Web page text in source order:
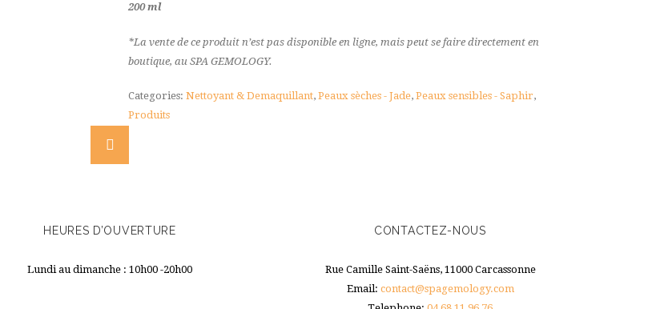
200 ml
*La vente de ce produit n’est pas disponible en ligne, mais peut se faire directement en
boutique, au SPA GEMOLOGY.
Categories:Nettoyant & Demaquillant,Peaux sèches - Jade,Peaux sensibles - Saphir,
Produits
HEURES D’OUVERTURE
Lundi au dimanche : 10h00 -20h00
CONTACTEZ-NOUS
Rue Camille Saint-Saëns, 11000 Carcassonne
Email: contact@spagemology.com